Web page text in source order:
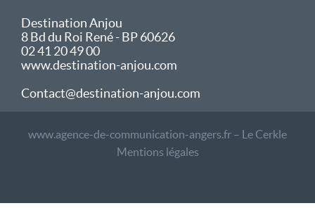
Destination Anjou
8 Bd du Roi René - BP 60626
02 41 20 49 00
www.destination-anjou.com
Contact@destination-anjou.com
www.agence-de-communication-angers.fr – Le Cerkle
Mentions légales